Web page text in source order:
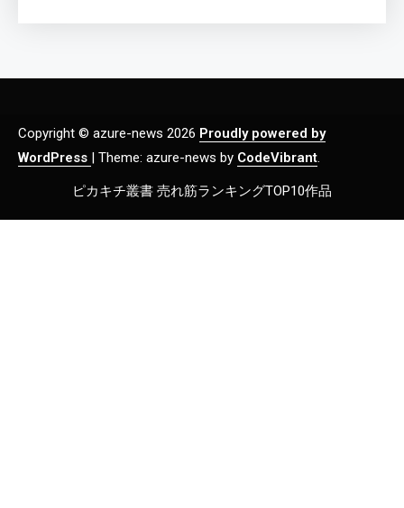
Copyright © azure-news 2026 Proudly powered by
WordPress | Theme: azure-news by CodeVibrant.
ピカキチ叢書 売れ筋ランキングTOP10作品